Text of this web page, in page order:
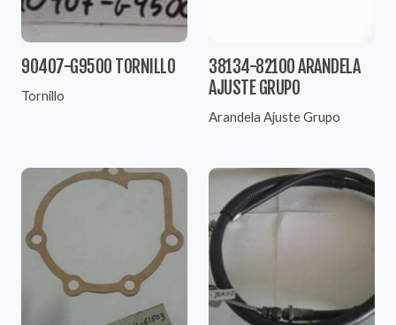
90407-G9500 TORNILLO
Tornillo
38134-82100 ARANDELA
AJUSTE GRUPO
Arandela Ajuste Grupo